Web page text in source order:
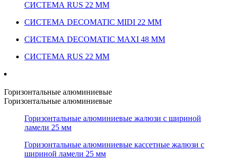
СИСТЕМА RUS 22 ММ
СИСТЕМА DECOMATIC MIDI 22 ММ
СИСТЕМА DECOMATIC MAXI 48 ММ
СИСТЕМА RUS 22 ММ
Горизонтальные алюминиевые
Горизонтальные алюминиевые
Горизонтальные алюминиевые жалюзи с шириной
ламели 25 мм
Горизонтальные алюминиевые кассетные жалюзи с
шириной ламели 25 мм